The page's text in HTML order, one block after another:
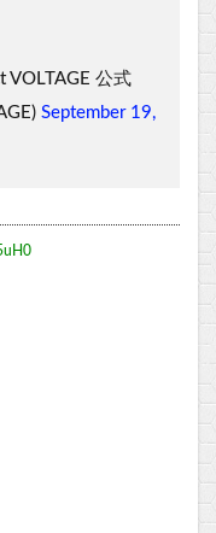
VOLTAGE 公式
September 19,